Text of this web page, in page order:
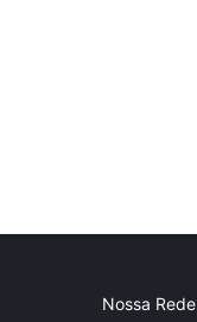
Nossa Rede